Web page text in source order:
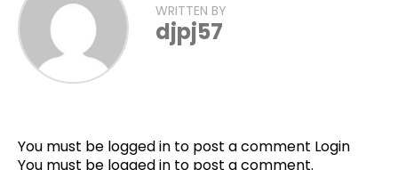
WRITTEN BY
djpj57
You must be logged in to post a comment Login
You must be logged in to post a comment.